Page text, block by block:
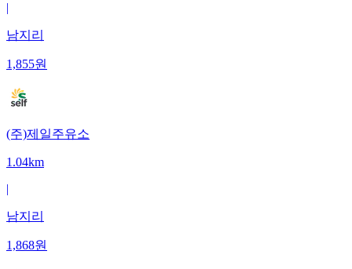
|
남지리
1,855원
(주)제일주유소
1.04km
|
남지리
1,868원